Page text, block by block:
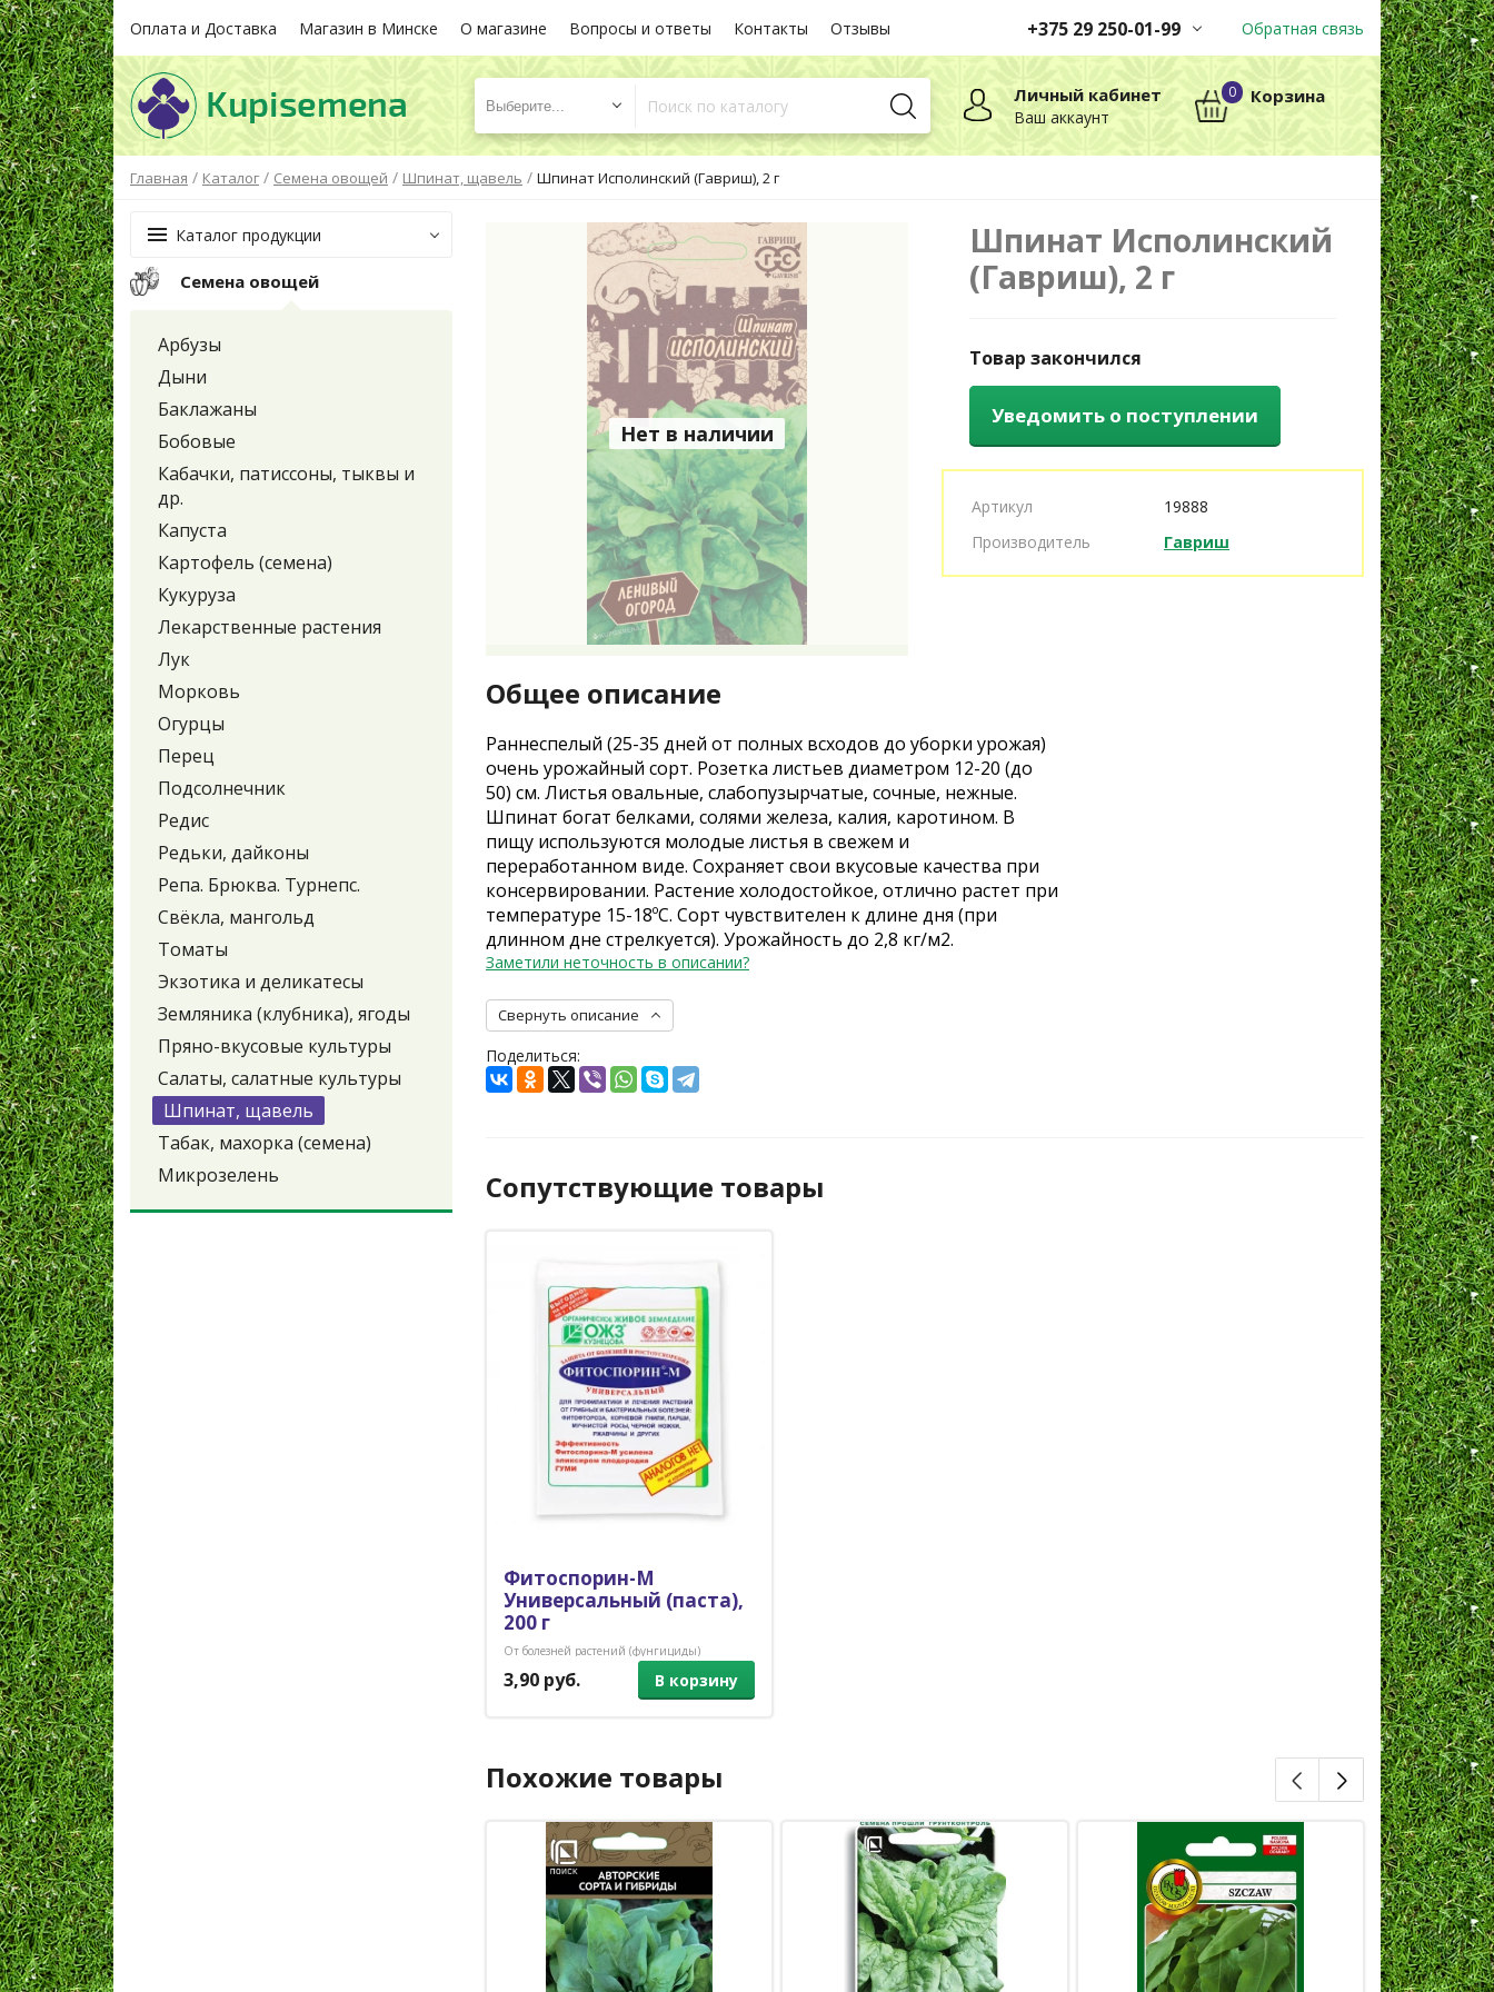
Оплата и Доставка Магазин в Минске О магазине Вопросы и ответы Контакты Отзывы +375 29 250-01-99
автоматически через корзину
круглосуточно без выходных
Обратная связь
Выберите... Личный кабинет
Ваш аккаунт
0 Корзина
Главная / Каталог / Семена овощей / Шпинат, щавель / Шпинат Исполинский (Гавриш), 2 г
Каталог продукции
Семена овощей
Арбузы
Дыни
Баклажаны
Бобовые
Кабачки, патиссоны, тыквы и
др.
Капуста
Картофель (семена)
Кукуруза
Лекарственные растения
Лук
Морковь
Огурцы
Перец
Подсолнечник
Редис
Редьки, дайконы
Репа. Брюква. Турнепс.
Свёкла, мангольд
Томаты
Экзотика и деликатесы
Земляника (клубника), ягоды
Пряно-вкусовые культуры
Салаты, салатные культуры
Шпинат, щавель
Табак, махорка (семена)
Микрозелень
Нет в наличии
Шпинат Исполинский
(Гавриш), 2 г
Товар закончился
Уведомить о поступлении
Артикул
19888
Производитель
Гавриш
Общее описание
Раннеспелый (25-35 дней от полных всходов до уборки урожая)
очень урожайный сорт. Розетка листьев диаметром 12-20 (до
50) см. Листья овальные, слабопузырчатые, сочные, нежные.
Шпинат богат белками, солями железа, калия, каротином. В
пищу используются молодые листья в свежем и
переработанном виде. Сохраняет свои вкусовые качества при
консервировании. Растение холодостойкое, отлично растет при
температуре 15-18ºС. Сорт чувствителен к длине дня (при
длинном дне стрелкуется). Урожайность до 2,8 кг/м2.
Заметили неточность в описании?
Свернуть описание
Поделиться:
Сопутствующие товары
Фитоспорин-М
Универсальный (паста),
200 г
От болезней растений (фунгициды)
3,90 руб. В корзину
Похожие товары